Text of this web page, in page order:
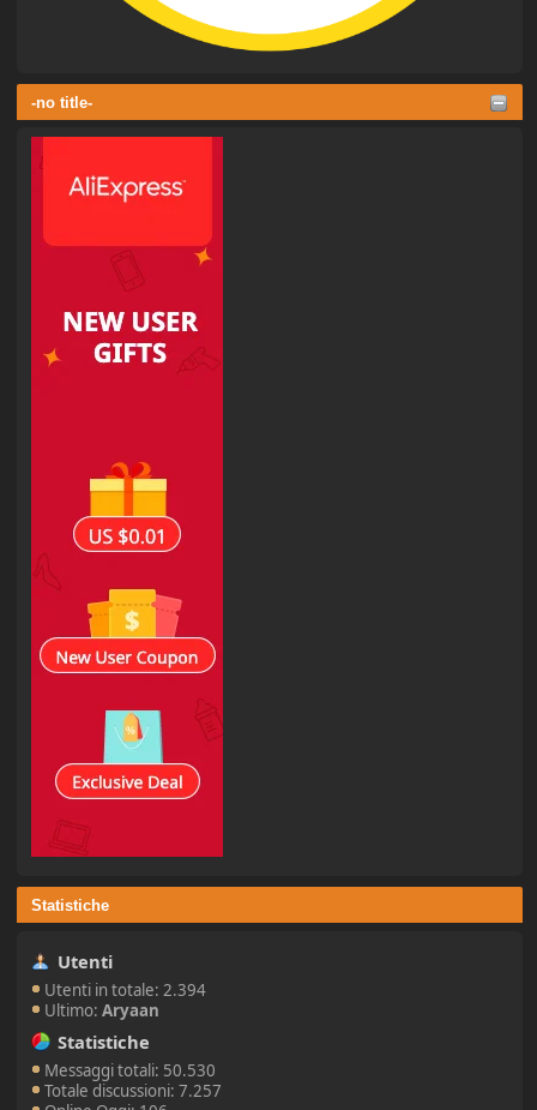
-no title-
Statistiche
Utenti
Utenti in totale: 2.394
Ultimo:Aryaan
Statistiche
Messaggi totali: 50.530
Totale discussioni: 7.257